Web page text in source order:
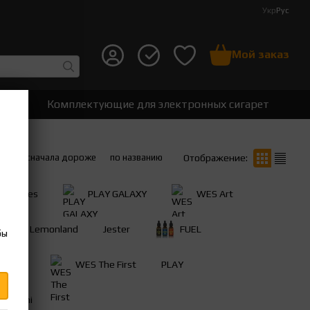
УкрРус
Мой заказ
Комплектующие для электронных сигарет
сначала дороже по названию Отображение:
Vapes PLAY GALAXY WES Art
Lemonland Jester FUEL
WES The First PLAY